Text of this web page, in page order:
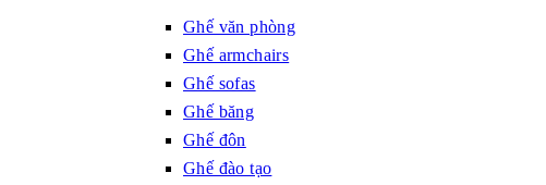
Ghế văn phòng
Ghế armchairs
Ghế sofas
Ghế băng
Ghế đôn
Ghế đào tạo